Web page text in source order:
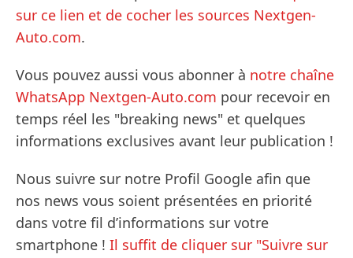
sur ce lien et de cocher les sources Nextgen-
Auto.com.
Vous pouvez aussi vous abonner à notre chaîne
WhatsApp Nextgen-Auto.com pour recevoir en
temps réel les "breaking news" et quelques
informations exclusives avant leur publication !
Nous suivre sur notre Profil Google afin que
nos news vous soient présentées en priorité
dans votre fil d’informations sur votre
smartphone ! Il suffit de cliquer sur "Suivre sur